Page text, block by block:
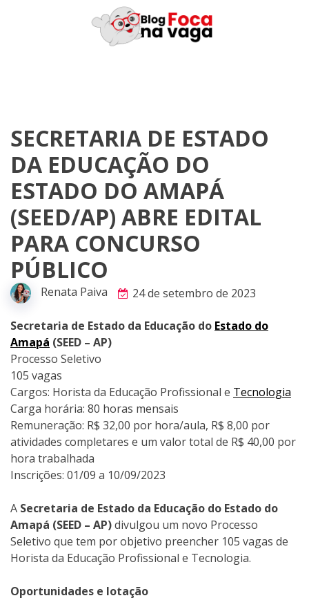
SECRETARIA DE ESTADO
DA EDUCAÇÃO DO
ESTADO DO AMAPÁ
(SEED/AP) ABRE EDITAL
PARA CONCURSO
PÚBLICO
Renata Paiva 24 de setembro de 2023
Secretaria de Estado da Educação do Estado do
Amapá (SEED – AP)
Processo Seletivo
105 vagas
Cargos: Horista da Educação Profissional e Tecnologia
Carga horária: 80 horas mensais
Remuneração: R$ 32,00 por hora/aula, R$ 8,00 por
atividades completares e um valor total de R$ 40,00 por
hora trabalhada
Inscrições: 01/09 a 10/09/2023
A Secretaria de Estado da Educação do Estado do
Amapá (SEED – AP)divulgou um novo Processo
Seletivo que tem por objetivo preencher 105 vagas de
Horista da Educação Profissional e Tecnologia.
Oportunidades e lotação